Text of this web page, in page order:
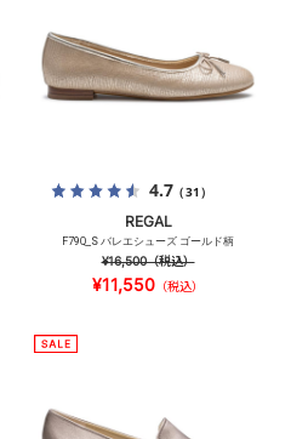
4.7（31）
REGAL
F79Q_S バレエシューズ ゴールド柄
¥16,500（税込）
¥11,550 （税込）